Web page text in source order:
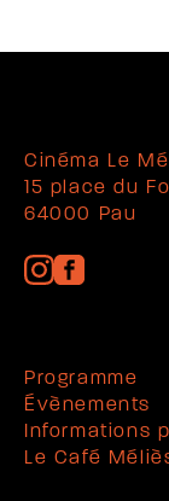
Cinéma Le
15 place du
64000 Pau
Programme
Évènements
Informations
Le Café